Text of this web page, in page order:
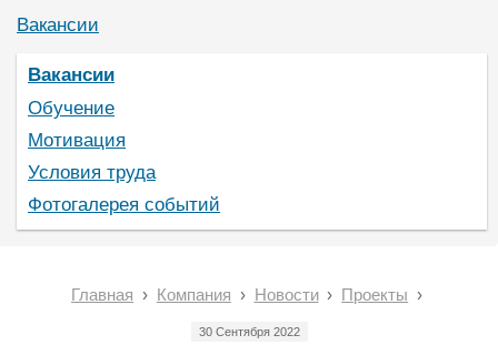
Вакансии
Вакансии
Обучение
Мотивация
Условия труда
Фотогалерея событий
Главная Компания Новости Проекты
30 Сентября 2022